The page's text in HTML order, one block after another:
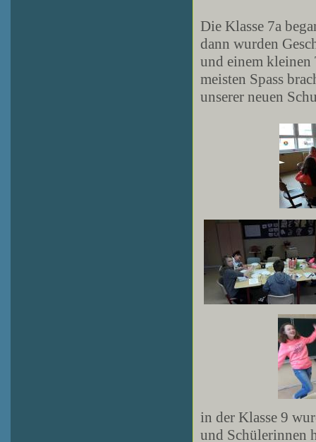
Die Klasse 7a
dann wurden
und einem kleinen
meisten Spass
unserer neuen
in der Klasse 9
und Schülerinnen